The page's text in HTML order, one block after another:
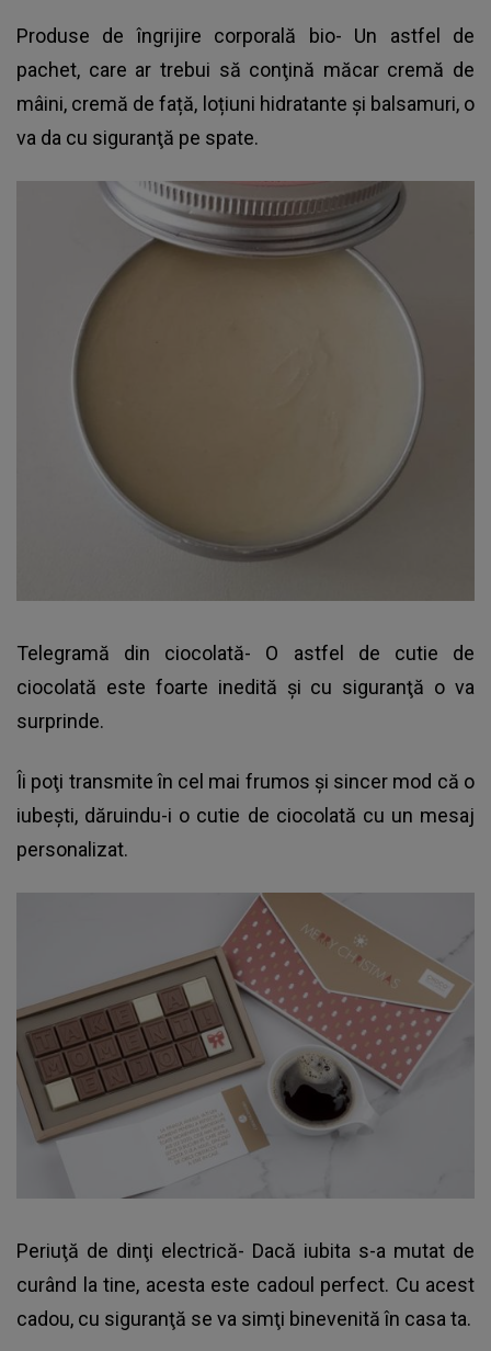
Produse de îngrijire corporală bio- Un astfel de
pachet, care ar trebui să conţină măcar cremă de
mâini, cremă de față, loțiuni hidratante și balsamuri, o
va da cu siguranţă pe spate.
Telegramă din ciocolată- O astfel de cutie de
ciocolată este foarte inedită şi cu siguranţă o va
surprinde.
Îi poţi transmite în cel mai frumos şi sincer mod că o
iubeşti, dăruindu-i o cutie de ciocolată cu un mesaj
personalizat.
Periuţă de dinţi electrică- Dacă iubita s-a mutat de
curând la tine, acesta este cadoul perfect. Cu acest
cadou, cu siguranţă se va simţi binevenită în casa ta.